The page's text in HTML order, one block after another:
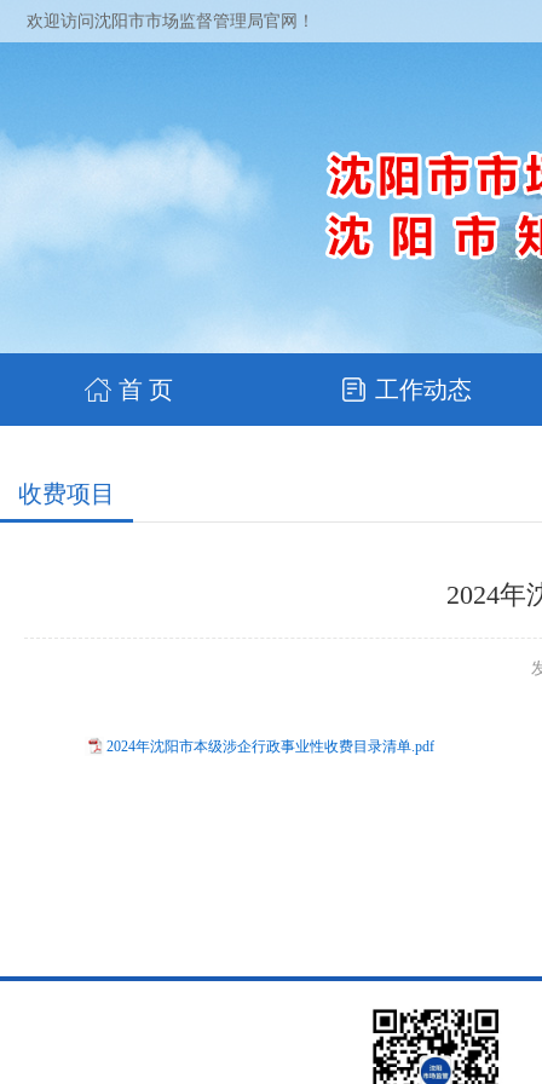
欢迎访问沈阳市市场监督管理局官网！
首 页 工作动态
收费项目
2024年
2024年沈阳市本级涉企行政事业性收费目录清单.pdf